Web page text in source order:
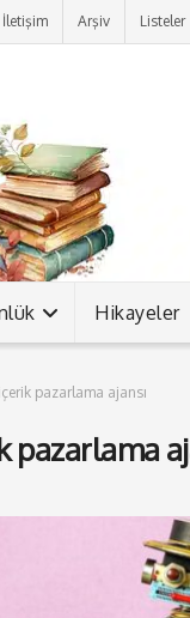
İletişim Arşiv Listeler
Hikayeler
içerik pazarlama ajansı
pazarlama